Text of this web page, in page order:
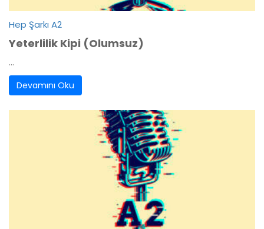
Hep Şarkı A2
Yeterlilik Kipi (Olumsuz)
...
Devamını Oku